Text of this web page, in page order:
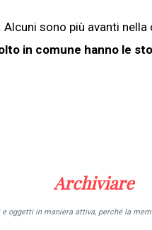
sono più avanti
in comune hanno le
Archiviare
oggetti in maniera attiva, perché la